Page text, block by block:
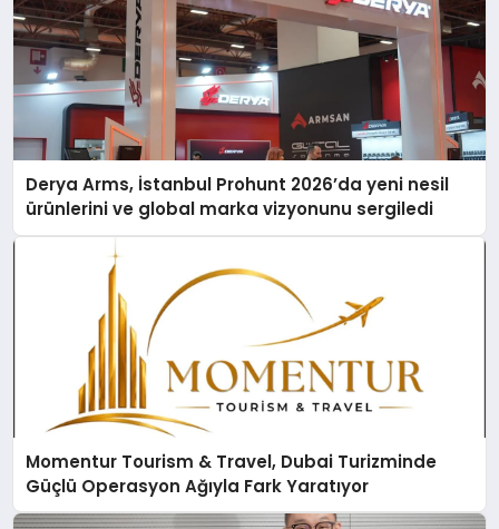
Derya Arms, İstanbul Prohunt 2026’da yeni nesil
ürünlerini ve global marka vizyonunu sergiledi
Momentur Tourism & Travel, Dubai Turizminde
Güçlü Operasyon Ağıyla Fark Yaratıyor